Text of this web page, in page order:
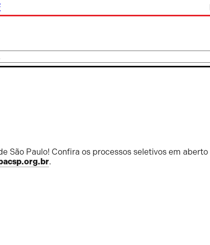
São Paulo! Confira os processos seletivos em
.